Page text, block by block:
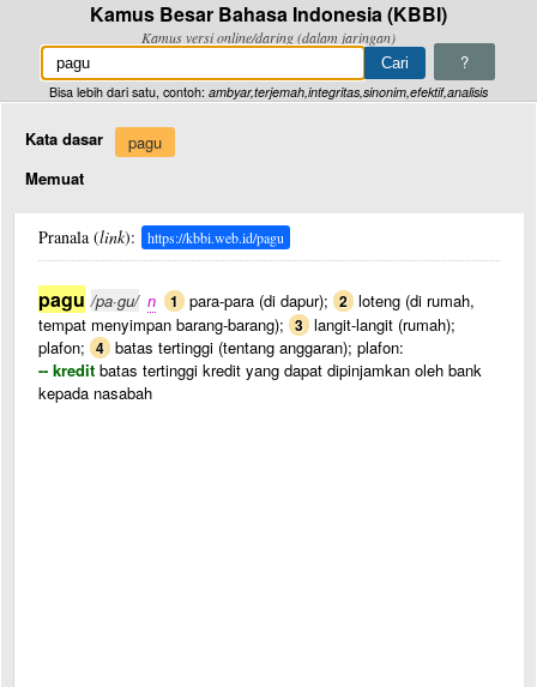
Kamus Besar Bahasa Indonesia (KBBI)
Kamus versi online/daring (dalam jaringan)
?
Bisa lebih dari satu, contoh: ambyar,terjemah,integritas,sinonim,efektif,analisis
Kata dasar
pagu
Memuat
Pranala (link): https://kbbi.web.id/pagu
pagu /pa·gu/ n 1 para-para (di dapur); 2 loteng (di rumah,
tempat menyimpan barang-barang); 3 langit-langit (rumah);
plafon; 4 batas tertinggi (tentang anggaran); plafon:
-- kredit batas tertinggi kredit yang dapat dipinjamkan oleh bank
kepada nasabah